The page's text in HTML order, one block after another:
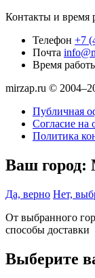
Контакты и время
Телефон +7
Почта
Время
mirzap.ru ©
Публичная
Согласие на
Политика
Ваш город:
Да, верно Нет,
От выбранного
способы доставки
Выберите